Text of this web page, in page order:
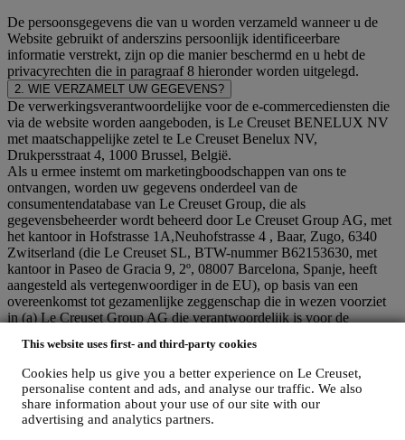
This website uses first- and third-party cookies
Cookies help us give you a better experience on Le Creuset,
personalise content and ads, and analyse our traffic. We also
share information about your use of our site with our
advertising and analytics partners.
De persoonsgegevens die van u worden verzameld wanneer u de
Website gebruikt of anderszins persoonlijk identificeerbare
informatie verstrekt, zijn op die manier beschermd en u hebt de
privacyrechten die in paragraaf 8 hieronder worden uitgelegd.
2. WIE VERZAMELT UW GEGEVENS?
De verwerkingsverantwoordelijke voor de e-commercediensten die
via de website worden aangeboden, is Le Creuset BENELUX NV
met maatschappelijke zetel te Le Creuset Benelux NV,
Drukpersstraat 4, 1000 Brussel, België.
Als u ermee instemt om marketingboodschappen van ons te
ontvangen, worden uw gegevens onderdeel van de
consumentendatabase van Le Creuset Group, die als
gegevensbeheerder wordt beheerd door Le Creuset Group AG, met
het kantoor in Hofstrasse 1A,Neuhofstrasse 4 , Baar, Zugo, 6340
Zwitserland (die Le Creuset SL, BTW-nummer B62153630, met
kantoor in Paseo de Gracia 9, 2º, 08007 Barcelona, Spanje, heeft
aangesteld als vertegenwoordiger in de EU), op basis van een
overeenkomst tot gezamenlijke zeggenschap die in wezen voorziet
in (a) Le Creuset Group AG die verantwoordelijk is voor de
gepersonaliseerde klantervaring; (b) lokale Le Creuset-entiteiten die
profiteren van deze strategie en deze uitvoeren, alsmede
onafhankelijk marketingcommunicatie/initiatieven ontwikkelen op
lokaal niveau (binnen een bepaald land); (c) beide gezamenlijk
beheerders die nodig zijn om de verzoeken van uw betrokkene om
rechten af te handelen.